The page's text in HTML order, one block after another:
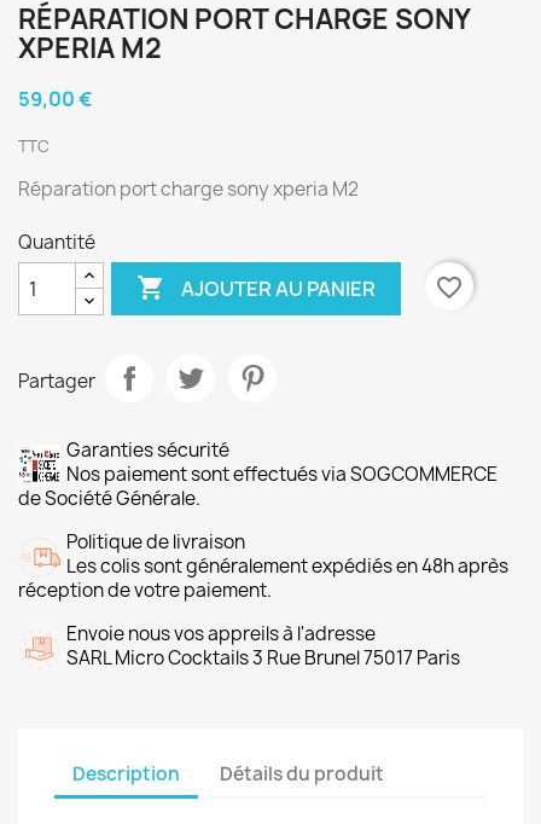
RÉPARATION PORT CHARGE SONY
XPERIA M2
59,00 €
TTC
Réparation port charge sony xperia M2
Quantité
 AJOUTER AU PANIER favorite_border
Partager
Garanties sécurité
Nos paiement sont effectués via SOGCOMMERCE
de Société Générale.
Politique de livraison
Les colis sont généralement expédiés en 48h après
réception de votre paiement.
Envoie nous vos appreils à l'adresse
SARL Micro Cocktails 3 Rue Brunel 75017 Paris
Description Détails du produit